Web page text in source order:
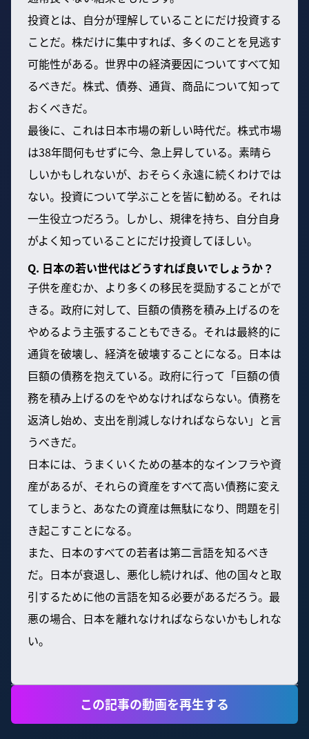
投資とは、自分が理解していることにだけ投資する
ことだ。株だけに集中すれば、多くのことを見逃す
可能性がある。世界中の経済要因についてすべて知
るべきだ。株式、債券、通貨、商品について知って
おくべきだ。
最後に、これは日本市場の新しい時代だ。株式市場
は38年間何もせずに今、急上昇している。素晴ら
しいかもしれないが、おそらく永遠に続くわけでは
ない。投資について学ぶことを皆に勧める。それは
一生役立つだろう。しかし、規律を持ち、自分自身
がよく知っていることにだけ投資してほしい。
Q. 日本の若い世代はどうすれば良いでしょうか？
子供を産むか、より多くの移民を奨励することがで
きる。政府に対して、巨額の債務を積み上げるのを
やめるよう主張することもできる。それは最終的に
通貨を破壊し、経済を破壊することになる。日本は
巨額の債務を抱えている。政府に行って「巨額の債
務を積み上げるのをやめなければならない。債務を
返済し始め、支出を削減しなければならない」と言
うべきだ。
日本には、うまくいくための基本的なインフラや資
産があるが、それらの資産をすべて高い債務に変え
てしまうと、あなたの資産は無駄になり、問題を引
き起こすことになる。
また、日本のすべての若者は第二言語を知るべき
だ。日本が衰退し、悪化し続ければ、他の国々と取
引するために他の言語を知る必要があるだろう。最
悪の場合、日本を離れなければならないかもしれな
い。
この記事の動画を再生する